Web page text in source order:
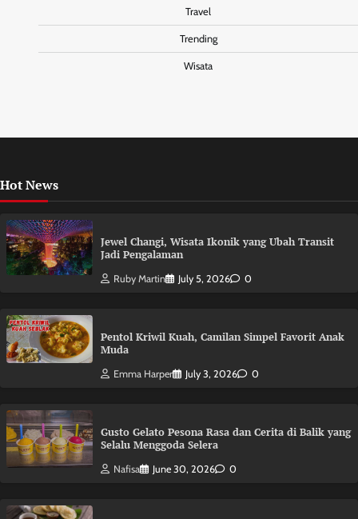
Travel
Trending
Wisata
Hot News
Jewel Changi, Wisata Ikonik yang Ubah Transit
Jadi Pengalaman
Ruby Martin July 5, 2026 0
Pentol Kriwil Kuah, Camilan Simpel Favorit Anak
Muda
Emma Harper July 3, 2026 0
Gusto Gelato Pesona Rasa dan Cerita di Balik yang
Selalu Menggoda Selera
Nafisa June 30, 2026 0